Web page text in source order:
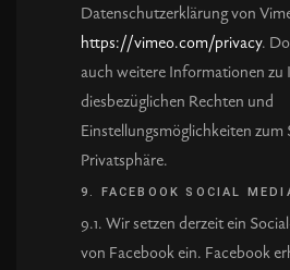
Datenschutzerklärung von
https://vimeo.com/privacy.
auch weitere Informationen zu
diesbezüglichen Rechten und
Einstellungsmöglichkeiten zum
Privatsphäre.
9. FACEBOOK SOCIAL
9.1. Wir setzen derzeit ein
von Facebook ein. Facebook